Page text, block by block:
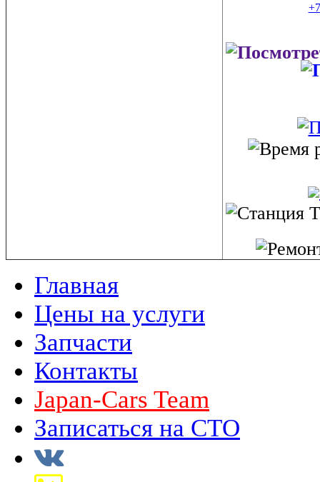
Главная
Цены на услуги
Запчасти
Контакты
Japan-Cars Team
Записаться на СТО